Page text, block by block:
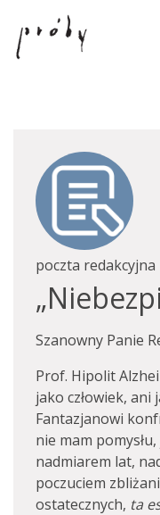
poczta redakcyjna
Szanowny Panie
Prof. Hipolit
jako człowiek, ani
Fantazjanowi
nie mam
nadmiarem lat,
poczuciem
ostatecznych, ta